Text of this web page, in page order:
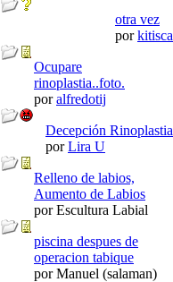
otra vez
porkitisca
Ocupare
rinoplastia..foto.
poralfredotij
Decepción Rinoplastia
porLira U
Relleno de labios,
Aumento de Labios
por Escultura Labial
piscina despues de
operacion tabique
por Manuel (salaman)